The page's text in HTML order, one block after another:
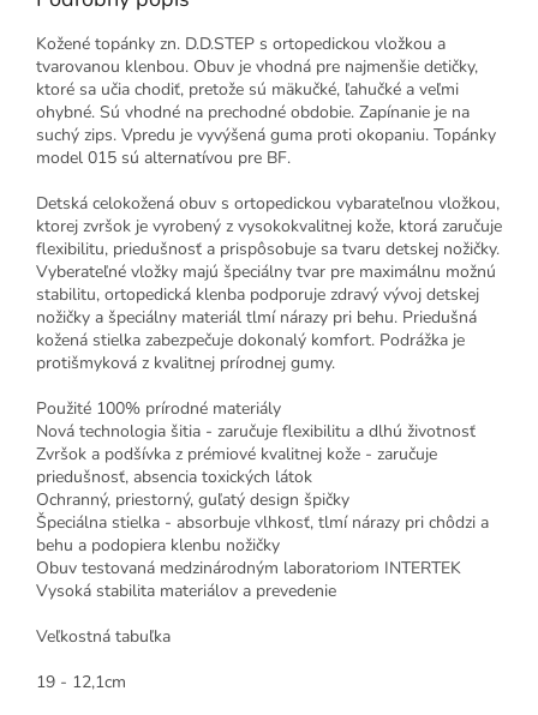
Kožené topánky zn. D.D.STEP s ortopedickou vložkou a
tvarovanou klenbou. Obuv je vhodná pre najmenšie detičky,
ktoré sa učia chodiť, pretože sú mäkučké, ľahučké a veľmi
ohybné. Sú vhodné na prechodné obdobie. Zapínanie je na
suchý zips. Vpredu je vyvýšená guma proti okopaniu. Topánky
model 015 sú alternatívou pre BF.
Detská celokožená obuv s ortopedickou vybarateľnou vložkou,
ktorej zvršok je vyrobený z vysokokvalitnej kože, ktorá zaručuje
flexibilitu, priedušnosť a prispôsobuje sa tvaru detskej nožičky.
Vyberateľné vložky majú špeciálny tvar pre maximálnu možnú
stabilitu, ortopedická klenba podporuje zdravý vývoj detskej
nožičky a špeciálny materiál tlmí nárazy pri behu. Priedušná
kožená stielka zabezpečuje dokonalý komfort. Podrážka je
protišmyková z kvalitnej prírodnej gumy.
Použité 100% prírodné materiály
Nová technologia šitia - zaručuje flexibilitu a dlhú životnosť
Zvršok a podšívka z prémiové kvalitnej kože - zaručuje
priedušnosť, absencia toxických látok
Ochranný, priestorný, guľatý design špičky
Špeciálna stielka - absorbuje vlhkosť, tlmí nárazy pri chôdzi a
behu a podopiera klenbu nožičky
Obuv testovaná medzinárodným laboratoriom INTERTEK
Vysoká stabilita materiálov a prevedenie
Veľkostná tabuľka
19 - 12,1cm